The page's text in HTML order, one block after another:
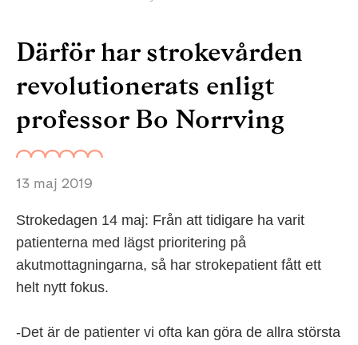
Därför har strokevården
revolutionerats enligt
professor Bo Norrving
13 maj 2019
Strokedagen 14 maj: Från att tidigare ha varit
patienterna med lägst prioritering på
akutmottagningarna, så har strokepatient fått ett
helt nytt fokus.
-Det är de patienter vi ofta kan göra de allra största